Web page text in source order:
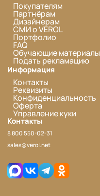
Покупателям
Партнёрам
Дизайнерам
СМИ о VEROL
Портфолио
FAQ
Обучающие материалы
Подать рекламацию
Информация
Контакты
Реквизиты
Конфиденциальность
Оферта
Управление куки
Контакты
8 800 550-02-31
sales@verol.net